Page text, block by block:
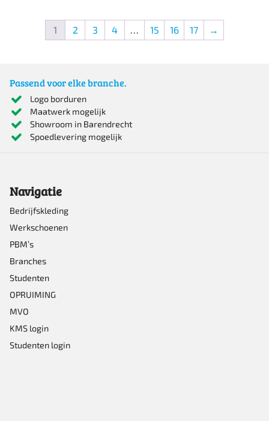
1 2 3 4 … 15 16 17 →
Passend voor elke branche.
Logo borduren
Maatwerk mogelijk
Showroom in Barendrecht
Spoedlevering mogelijk
Navigatie
Bedrijfskleding
Werkschoenen
PBM’s
Branches
Studenten
OPRUIMING
MVO
KMS login
Studenten login